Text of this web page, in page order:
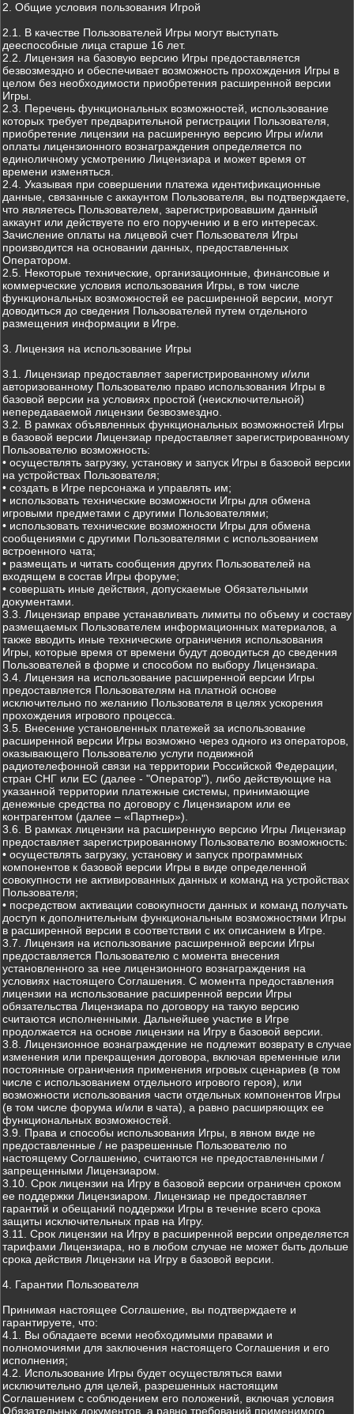
2. Общие условия пользования Игрой
2.1. В качестве Пользователей Игры могут выступать
дееспособные лица старше 16 лет.
2.2. Лицензия на базовую версию Игры предоставляется
безвозмездно и обеспечивает возможность прохождения Игры в
целом без необходимости приобретения расширенной версии
Игры.
2.3. Перечень функциональных возможностей, использование
которых требует предварительной регистрации Пользователя,
приобретение лицензии на расширенную версию Игры и/или
оплаты лицензионного вознаграждения определяется по
единоличному усмотрению Лицензиара и может время от
времени изменяться.
2.4. Указывая при совершении платежа идентификационные
данные, связанные с аккаунтом Пользователя, вы подтверждаете,
что являетесь Пользователем, зарегистрировавшим данный
аккаунт или действуете по его поручению и в его интересах.
Зачисление оплаты на лицевой счет Пользователя Игры
производится на основании данных, предоставленных
Оператором.
2.5. Некоторые технические, организационные, финансовые и
коммерческие условия использования Игры, в том числе
функциональных возможностей ее расширенной версии, могут
доводиться до сведения Пользователей путем отдельного
размещения информации в Игре.
3. Лицензия на использование Игры
3.1. Лицензиар предоставляет зарегистрированному и/или
авторизованному Пользователю право использования Игры в
базовой версии на условиях простой (неисключительной)
непередаваемой лицензии безвозмездно.
3.2. В рамках объявленных функциональных возможностей Игры
в базовой версии Лицензиар предоставляет зарегистрированному
Пользователю возможность:
• осуществлять загрузку, установку и запуск Игры в базовой версии
на устройствах Пользователя;
• создать в Игре персонажа и управлять им;
• использовать технические возможности Игры для обмена
игровыми предметами с другими Пользователями;
• использовать технические возможности Игры для обмена
сообщениями с другими Пользователями с использованием
встроенного чата;
• размещать и читать сообщения других Пользователей на
входящем в состав Игры форуме;
• совершать иные действия, допускаемые Обязательными
документами.
3.3. Лицензиар вправе устанавливать лимиты по объему и составу
размещаемых Пользователем информационных материалов, а
также вводить иные технические ограничения использования
Игры, которые время от времени будут доводиться до сведения
Пользователей в форме и способом по выбору Лицензиара.
3.4. Лицензия на использование расширенной версии Игры
предоставляется Пользователям на платной основе
исключительно по желанию Пользователя в целях ускорения
прохождения игрового процесса.
3.5. Внесение установленных платежей за использование
расширенной версии Игры возможно через одного из операторов,
оказывающего Пользователю услуги подвижной
радиотелефонной связи на территории Российской Федерации,
стран СНГ или ЕС (далее - "Оператор"), либо действующие на
указанной территории платежные системы, принимающие
денежные средства по договору с Лицензиаром или ее
контрагентом (далее – «Партнер»).
3.6. В рамках лицензии на расширенную версию Игры Лицензиар
предоставляет зарегистрированному Пользователю возможность:
• осуществлять загрузку, установку и запуск программных
компонентов к базовой версии Игры в виде определенной
совокупности не активированных данных и команд на устройствах
Пользователя;
• посредством активации совокупности данных и команд получать
доступ к дополнительным функциональным возможностями Игры
в расширенной версии в соответствии с их описанием в Игре.
3.7. Лицензия на использование расширенной версии Игры
предоставляется Пользователю с момента внесения
установленного за нее лицензионного вознаграждения на
условиях настоящего Соглашения. С момента предоставления
лицензии на использование расширенной версии Игры
обязательства Лицензиара по договору на такую версию
считаются исполненными. Дальнейшее участие в Игре
продолжается на основе лицензии на Игру в базовой версии.
3.8. Лицензионное вознаграждение не подлежит возврату в случае
изменения или прекращения договора, включая временные или
постоянные ограничения применения игровых сценариев (в том
числе с использованием отдельного игрового героя), или
возможности использования части отдельных компонентов Игры
(в том числе форума и/или в чата), а равно расширяющих ее
функциональных возможностей.
3.9. Права и способы использования Игры, в явном виде не
предоставленные / не разрешенные Пользователю по
настоящему Соглашению, считаются не предоставленными /
запрещенными Лицензиаром.
3.10. Срок лицензии на Игру в базовой версии ограничен сроком
ее поддержки Лицензиаром. Лицензиар не предоставляет
гарантий и обещаний поддержки Игры в течение всего срока
защиты исключительных прав на Игру.
3.11. Срок лицензии на Игру в расширенной версии определяется
тарифами Лицензиара, но в любом случае не может быть дольше
срока действия Лицензии на Игру в базовой версии.
4. Гарантии Пользователя
Принимая настоящее Соглашение, вы подтверждаете и
гарантируете, что:
4.1. Вы обладаете всеми необходимыми правами и
полномочиями для заключения настоящего Соглашения и его
исполнения;
4.2. Использование Игры будет осуществляться вами
исключительно для целей, разрешенных настоящим
Соглашением с соблюдением его положений, включая условия
Обязательных документов, а равно требований применимого